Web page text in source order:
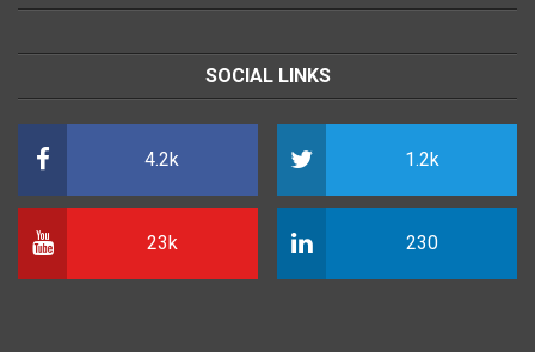
SOCIAL LINKS
4.2k 1.2k
23k 230